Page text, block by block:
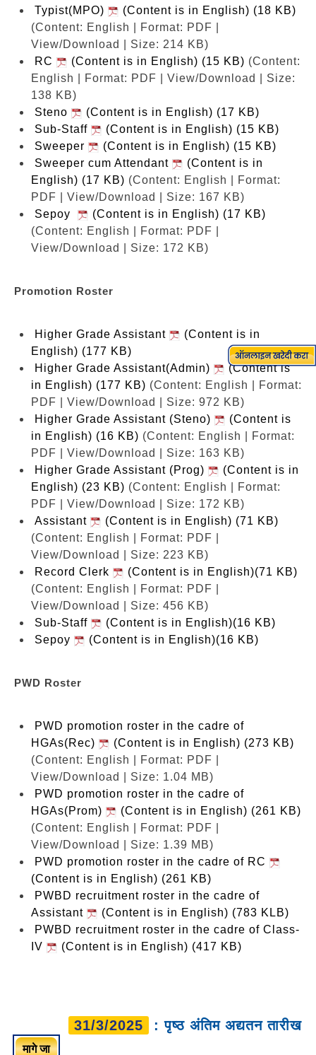
Typist(MPO)
(Content is in English) (18 KB)
(Content: English | Format: PDF |
View/Download | Size: 214 KB)
RC
(Content is in English) (15 KB) (Content:
English | Format: PDF | View/Download | Size:
138 KB)
Steno
(Content is in English) (17 KB)
Sub-Staff
(Content is in English) (15 KB)
Sweeper
(Content is in English) (15 KB)
Sweeper cum Attendant
(Content is in
English) (17 KB) (Content: English | Format:
PDF | View/Download | Size: 167 KB)
Sepoy
(Content is in English) (17 KB)
(Content: English | Format: PDF |
View/Download | Size: 172 KB)
Promotion Roster
Higher Grade Assistant
(Content is in
English) (177 KB)
Higher Grade Assistant(Admin)
(Content is
in English) (177 KB) (Content: English | Format:
PDF | View/Download | Size: 972 KB)
Higher Grade Assistant (Steno)
(Content is
in English) (16 KB) (Content: English | Format:
PDF | View/Download | Size: 163 KB)
Higher Grade Assistant (Prog)
(Content is in
English) (23 KB) (Content: English | Format:
PDF | View/Download | Size: 172 KB)
Assistant
(Content is in English) (71 KB)
(Content: English | Format: PDF |
View/Download | Size: 223 KB)
Record Clerk
(Content is in English)(71 KB)
(Content: English | Format: PDF |
View/Download | Size: 456 KB)
Sub-Staff
(Content is in English)(16 KB)
Sepoy
(Content is in English)(16 KB)
PWD Roster
PWD promotion roster in the cadre of
HGAs(Rec)
(Content is in English) (273 KB)
(Content: English | Format: PDF |
View/Download | Size: 1.04 MB)
PWD promotion roster in the cadre of
HGAs(Prom)
(Content is in English) (261 KB)
(Content: English | Format: PDF |
View/Download | Size: 1.39 MB)
PWD promotion roster in the cadre of RC
(Content is in English) (261 KB)
PWBD recruitment roster in the cadre of
Assistant
(Content is in English) (783 KLB)
PWBD recruitment roster in the cadre of Class-
IV
(Content is in English) (417 KB)
31/3/2025 : पृष्ठ अंतिम अद्यतन तारीख
मागे जा